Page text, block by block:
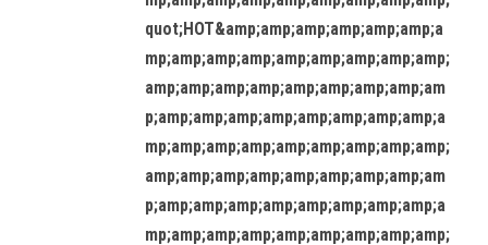
quot;HOT&amp;amp;amp;amp;amp;amp;a
mp;amp;amp;amp;amp;amp;amp;amp;amp;
amp;amp;amp;amp;amp;amp;amp;amp;am
p;amp;amp;amp;amp;amp;amp;amp;amp;a
mp;amp;amp;amp;amp;amp;amp;amp;amp;
amp;amp;amp;amp;amp;amp;amp;amp;am
p;amp;amp;amp;amp;amp;amp;amp;amp;a
mp;amp;amp;amp;amp;amp;amp;amp;amp;